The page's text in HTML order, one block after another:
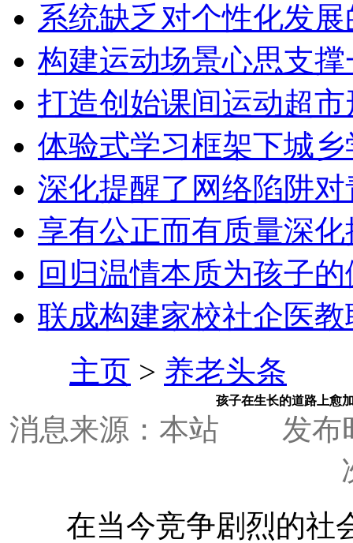
系统缺乏对个性化发
构建运动场景心思支
打造创始课间运动超
体验式学习框架下城
深化提醒了网络陷阱
享有公正而有质量深
回归温情本质为孩子
联成构建家校社企医
主页 > 养老头条
孩子在生长的道路上愈
消息来源：本站
发布
在当今竞争剧烈的社